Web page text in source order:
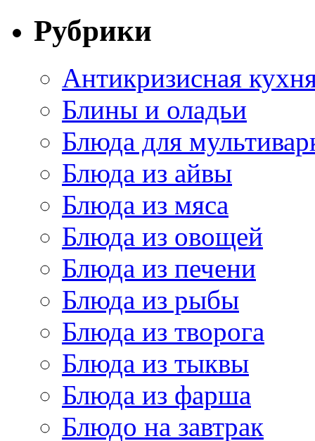
Рубрики
Антикризисная
Блины и оладьи
Блюда для
Блюда из айвы
Блюда из мяса
Блюда из овощей
Блюда из печени
Блюда из рыбы
Блюда из творога
Блюда из тыквы
Блюда из фарша
Блюдо на завтрак